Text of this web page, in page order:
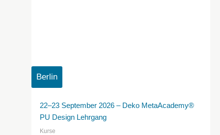
Berlin
22–23 September 2026 – Deko MetaAcademy®
PU Design Lehrgang
Kurse